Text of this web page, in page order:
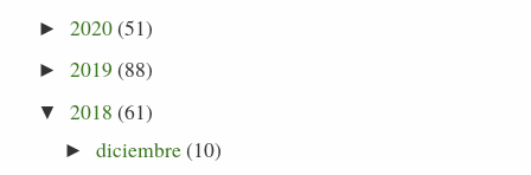
►2020(51)
►2019 (88)
▼ 2018 (61)
► diciembre(10)